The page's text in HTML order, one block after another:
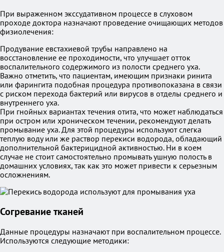
При выраженном экссудативном процессе в слуховом
проходе доктора назначают проведение очищающих методов
физиолечения:
Продувание евстахиевой трубы направлено на
восстановление ее проходимости, что улучшает отток
воспалительного содержимого из полости среднего уха.
Важно отметить, что пациентам, имеющим признаки ринита
или фарингита подобная процедура противопоказана в связи
с риском перехода бактерий или вирусов в отделы среднего и
внутреннего уха.
При гнойных вариантах течения отита, что может наблюдаться
при остром или хроническом течении, рекомендуют делать
промывание уха. Для этой процедуры используют слегка
теплую воду или же раствор перекиси водорода, обладающий
дополнительной бактерицидной активностью. Ни в коем
случае не стоит самостоятельно промывать ушную полость в
домашних условиях, так как это может привести к серьезным
осложнениям.
Согревание тканей
Данные процедуры назначают при воспалительном процессе.
Используются следующие методики: